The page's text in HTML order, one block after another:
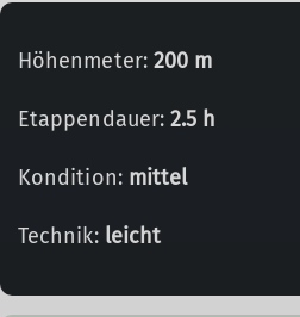
Höhenmeter: 200 m
Etappendauer:2.5 h
Kondition: mittel
Technik: leicht